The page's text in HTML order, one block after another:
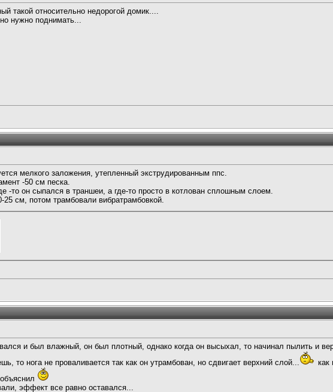
такой относительно недорогой домик....
нужно поднимать...
мелкого заложения, утепленный экструдированным ппс.
-50 см песка.
-то он сыпался в траншеи, а где-то просто в котлован сплошным слоем.
см, потом трамбовали вибратрамбовкой.
и был влажный, он был плотный, однако когда он высыхал, то начинал пылить и
то нога не проваливается так как он утрамбован, но сдвигает верхний слой...
как
эффект все равно оставался...